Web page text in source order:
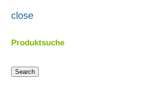
close
Produktsuche
Search